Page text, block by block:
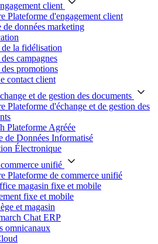
client
Plateforme d'engagement client
de données marketing
la fidélisation
campagnes
promotions
contact client
et de gestion des documents
Plateforme d'échange et de gestion des
Plateforme Agréée
de Données Informatisé
Électronique
unifié
Plateforme de commerce unifié
magasin fixe et mobile
fixe et mobile
et magasin
Chat ERP
omnicanaux